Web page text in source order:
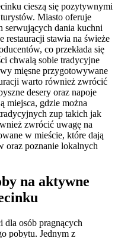
cieszą się pozytywnymi
Miasto oferuje
serwujących dania kuchni
restauracji stawia na świeże
co przekłada się
chwalą sobie tradycyjne
mięsne przygotowywane
warto również zwrócić
desery oraz napoje
miejsca, gdzie można
zup takich jak
zwrócić uwagę na
w mieście, które dają
oraz poznanie lokalnych
na aktywne
dla osób pragnących
pobytu. Jednym z